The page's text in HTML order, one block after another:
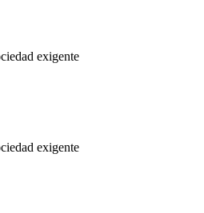
exigente
exigente